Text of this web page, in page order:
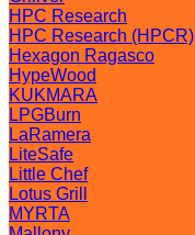
HPC Research
HPC Research (HPCR)
Hexagon Ragasco
HypeWood
KUKMARA
LPGBurn
LaRamera
LiteSafe
Little Chef
Lotus Grill
MYRTA